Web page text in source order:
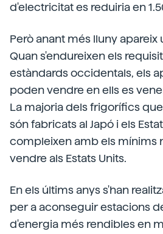
d'electricitat es reduiria en
Però anant més lluny apareix
Quan s'endureixen els
estàndards occidentals, els
poden vendre en ells es
La majoria dels frigorífics
són fabricats al Japó i els
compleixen amb els mínims
vendre als Estats Units.
En els últims anys s'han
per a aconseguir estacions
d'energia més rendibles en